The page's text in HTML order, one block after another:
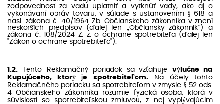
zodpovednosť za vadu uplatniť a vytknúť vady, ako aj o
vykonávaní opráv tovaru, v súlade s ustanovením § 618 a
nasl. zákona č. 40/1964 Zb. Občianskeho zákonníka v znení
neskorších predpisov (ďalej len „Občiansky zákonník“) a
zákona č. 108/2024 Z. z. o ochrane spotrebiteľa (ďalej len
"Zákon o ochrane spotrebiteľa").
1.2. Tento Reklamačný poriadok sa vzťahuje výlučne na
Kupujúceho, ktorý je spotrebiteľom.Na účely tohto
Reklamačného poriadku sa spotrebiteľom v zmysle § 52 ods.
4 Občianskeho zákonníka rozumie fyzická osoba, ktorá v
súvislosti so spotrebiteľskou zmluvou, z nej vyplývajúcim